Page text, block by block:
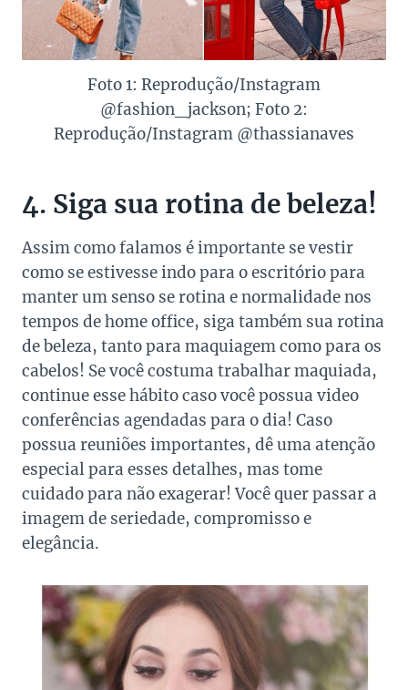
Foto 1: Reprodução/Instagram
@fashion_jackson; Foto 2:
Reprodução/Instagram @thassianaves
4. Siga sua rotina de beleza!
Assim como falamos é importante se vestir
como se estivesse indo para o escritório para
manter um senso se rotina e normalidade nos
tempos de home office, siga também sua rotina
de beleza, tanto para maquiagem como para os
cabelos! Se você costuma trabalhar maquiada,
continue esse hábito caso você possua video
conferências agendadas para o dia! Caso
possua reuniões importantes, dê uma atenção
especial para esses detalhes, mas tome
cuidado para não exagerar! Você quer passar a
imagem de seriedade, compromisso e
elegância.